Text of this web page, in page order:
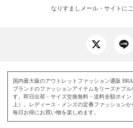
なりすましメール・サイトに
国内最大級のアウトレットファッション通販
ブランドのファッションアイテムをリーズナブ
す。即日出荷・サイズ交換無料・送料全額ポイ
上）。レディース・メンズの定番ファッション
毎日お得にお買い物を楽しめます。